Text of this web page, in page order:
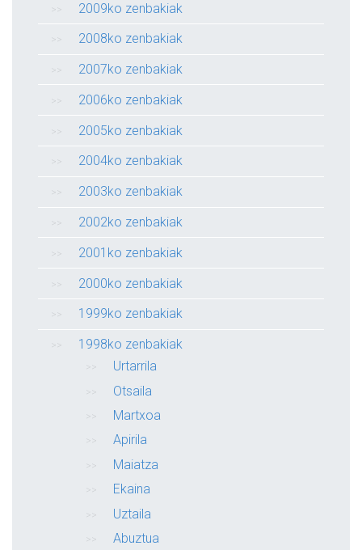
2009ko zenbakiak
2008ko zenbakiak
2007ko zenbakiak
2006ko zenbakiak
2005ko zenbakiak
2004ko zenbakiak
2003ko zenbakiak
2002ko zenbakiak
2001ko zenbakiak
2000ko zenbakiak
1999ko zenbakiak
1998ko zenbakiak
Urtarrila
Otsaila
Martxoa
Apirila
Maiatza
Ekaina
Uztaila
Abuztua